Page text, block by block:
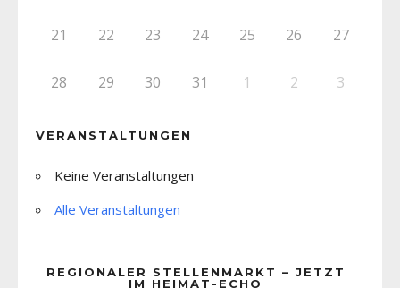
21 22 23 24 25 26 27
28 29 30 31 1 2 3
VERANSTALTUNGEN
Keine Veranstaltungen
Alle Veranstaltungen
REGIONALER STELLENMARKT – JETZT
IM HEIMAT-ECHO